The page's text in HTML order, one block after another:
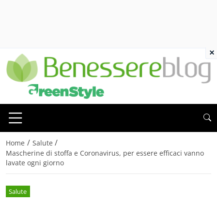
Home / Salute /
Mascherine di stoffa e Coronavirus, per essere efficaci vanno
lavate ogni giorno
Salute
×